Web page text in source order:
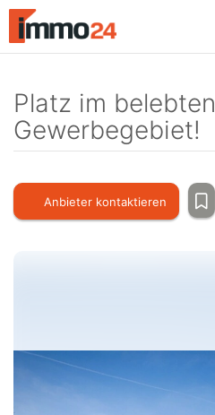
Accessibility
Modus
zum
Inhalt
Platz im belebten
Gewerbegebiet!
Anbieter kontaktieren